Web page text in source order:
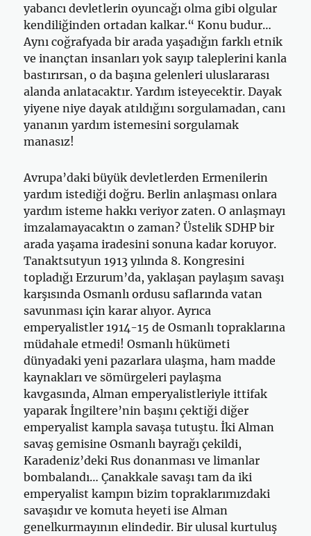
yabancı devletlerin oyuncağı olma gibi olgular
kendiliğinden ortadan kalkar.“ Konu budur…
Aynı coğrafyada bir arada yaşadığın farklı etnik
ve inançtan insanları yok sayıp taleplerini kanla
bastırırsan, o da başına gelenleri uluslararası
alanda anlatacaktır. Yardım isteyecektir. Dayak
yiyene niye dayak atıldığını sorgulamadan, canı
yananın yardım istemesini sorgulamak
manasız!
Avrupa’daki büyük devletlerden Ermenilerin
yardım istediği doğru. Berlin anlaşması onlara
yardım isteme hakkı veriyor zaten. O anlaşmayı
imzalamayacaktın o zaman? Üstelik SDHP bir
arada yaşama iradesini sonuna kadar koruyor.
Tanaktsutyun 1913 yılında 8. Kongresini
topladığı Erzurum’da, yaklaşan paylaşım savaşı
karşısında Osmanlı ordusu saflarında vatan
savunması için karar alıyor. Ayrıca
emperyalistler 1914-15 de Osmanlı topraklarına
müdahale etmedi! Osmanlı hükümeti
dünyadaki yeni pazarlara ulaşma, ham madde
kaynakları ve sömürgeleri paylaşma
kavgasında, Alman emperyalistleriyle ittifak
yaparak İngiltere’nin başını çektiği diğer
emperyalist kampla savaşa tutuştu. İki Alman
savaş gemisine Osmanlı bayrağı çekildi,
Karadeniz’deki Rus donanması ve limanlar
bombalandı… Çanakkale savaşı tam da iki
emperyalist kampın bizim topraklarımızdaki
savaşıdır ve komuta heyeti ise Alman
genelkurmayının elindedir. Bir ulusal kurtuluş